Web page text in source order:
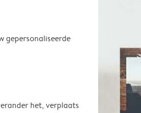
gepersonaliseerde
het, verplaats